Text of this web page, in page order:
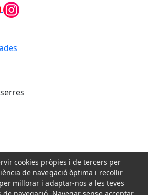
de:
cookies pròpies i de tercers per
de navegació òptima i recollir
millorar i adaptar-nos a les teves